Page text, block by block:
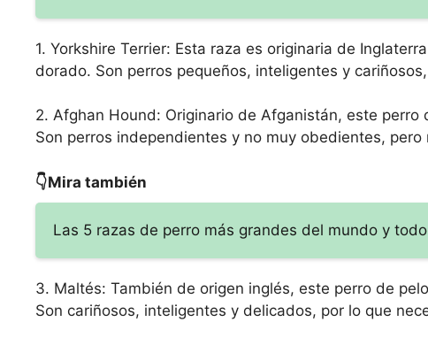
1. Yorkshire Terrier: Esta raza es originaria de
dorado. Son perros pequeños, inteligentes y
2. Afghan Hound: Originario de Afganistán, este
Son perros independientes y no muy obedientes, pero
👇Mira también
Las 5 razas de perro más grandes del mundo y
3. Maltés: También de origen inglés, este perro de
Son cariñosos, inteligentes y delicados, por lo que